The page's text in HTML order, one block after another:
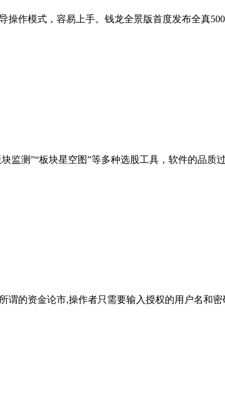
作模式，容易上手。钱龙全景版首度发布全真
监测”“板块星空图”等多种选股工具，软件的品
的资金论市,操作者只需要输入授权的用户名和